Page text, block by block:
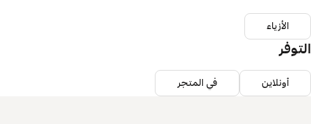
الأزياء
التوفر
أونلاين في المتجر